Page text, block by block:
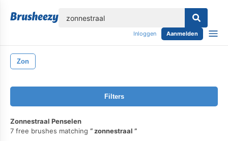
Inloggen Aanmelden
Zon
Filters
Zonnestraal Penselen
7 free brushes matching
zonnestraal